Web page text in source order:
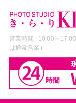
営業時間 | 10:00～17:00
は通常営業）